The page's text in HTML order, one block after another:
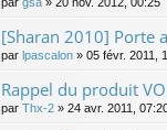
[Sharan 2010] Porte
par lpascalon » 05 févr. 2011,
Rappel du produit
par Thx-2 » 24 avr. 2011,